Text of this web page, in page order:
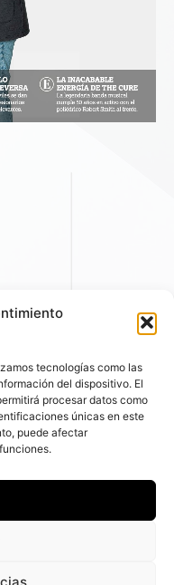
tecnologías como las
del dispositivo. El
procesar datos como
únicas en este
puede afectar
70, 1ºB - 28003 - Madrid